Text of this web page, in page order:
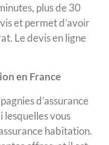
plus de 30
et permet d’avoir
Le devis en ligne
en France
d’assurance
vous
habitation.